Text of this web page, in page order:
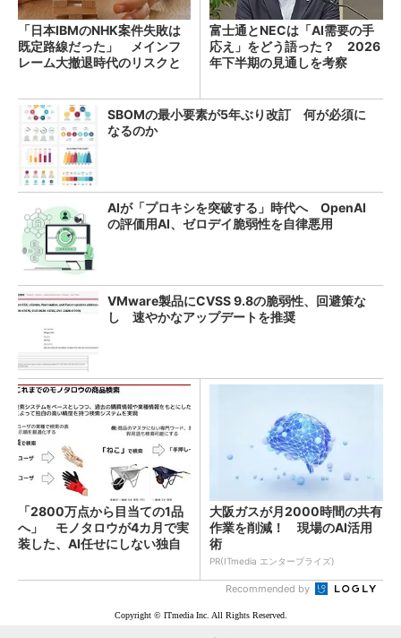
「日本IBMのNHK案件失敗は
既定路線だった」 メインフ
レーム大撤退時代のリスクと
富士通とNECは「AI需要の手
応え」をどう語った？ 2026
年下半期の見通しを考察
SBOMの最小要素が5年ぶり改訂 何が必須に
なるのか
AIが「プロキシを突破する」時代へ OpenAI
の評価用AI、ゼロデイ脆弱性を自律悪用
VMware製品にCVSS 9.8の脆弱性、回避策な
し 速やかなアップデートを推奨
「2800万点から目当ての1品
へ」 モノタロウが4カ月で実
装した、AI任せにしない独自
大阪ガスが月2000時間の共有
作業を削減！ 現場のAI活用
術
PR(ITmedia エンタープライズ)
Recommended by
Copyright © ITmedia Inc. All Rights Reserved.